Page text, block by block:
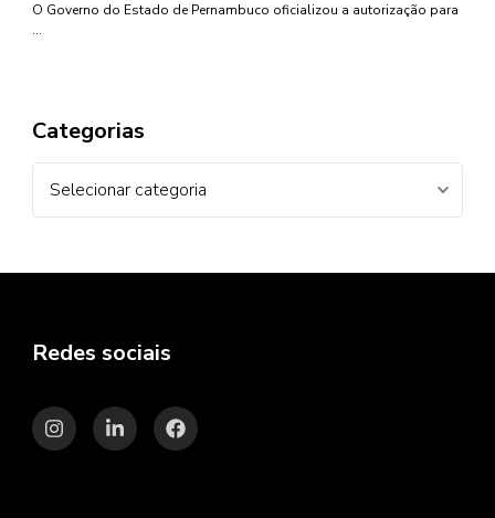
O Governo do Estado de Pernambuco oficializou a autorização para
…
Categorias
Redes sociais